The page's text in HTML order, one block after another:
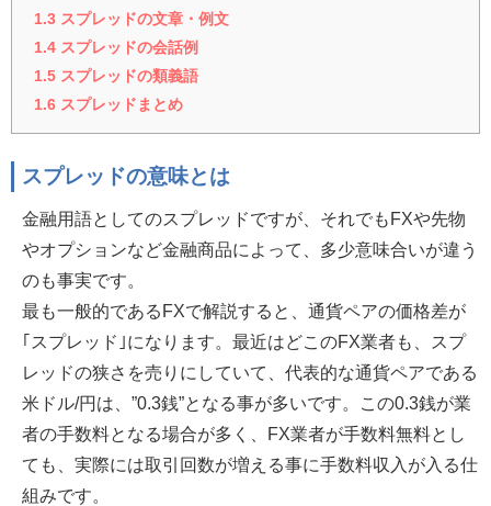
1.3 スプレッドの文章・例文
1.4 スプレッドの会話例
1.5 スプレッドの類義語
1.6 スプレッドまとめ
スプレッドの意味とは
金融用語としてのスプレッドですが、それでもFXや先物
やオプションなど金融商品によって、多少意味合いが違う
のも事実です。
最も一般的であるFXで解説すると、通貨ペアの価格差が
｢スプレッド｣になります。最近はどこのFX業者も、スプ
レッドの狭さを売りにしていて、代表的な通貨ペアである
米ドル/円は、”0.3銭”となる事が多いです。この0.3銭が業
者の手数料となる場合が多く、FX業者が手数料無料とし
ても、実際には取引回数が増える事に手数料収入が入る仕
組みです。